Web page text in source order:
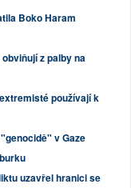
Boko Haram
z palby na
používají k
v Gaze
uzavřel hranici se